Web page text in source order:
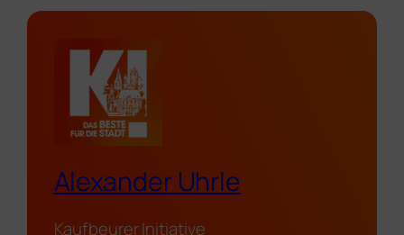
Alexander Uhrle
Kaufbeurer Initiative